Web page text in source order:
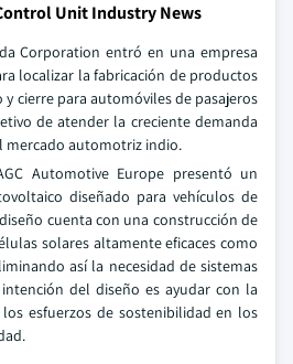
Unit Industry News
Corporation entró en una empresa
localizar la fabricación de productos
cierre para automóviles de pasajeros
de atender la creciente demanda
mercado automotriz indio.
Automotive Europe presentó un
diseñado para vehículos de
cuenta con una construcción de
solares altamente eficaces como
así la necesidad de sistemas
del diseño es ayudar con la
los esfuerzos de sostenibilidad en los